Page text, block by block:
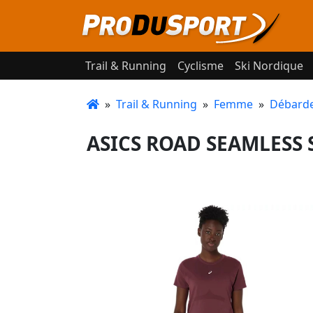
Trail & Running Cyclisme Ski Nordique
» Trail & Running » Femme »
ASICS ROAD